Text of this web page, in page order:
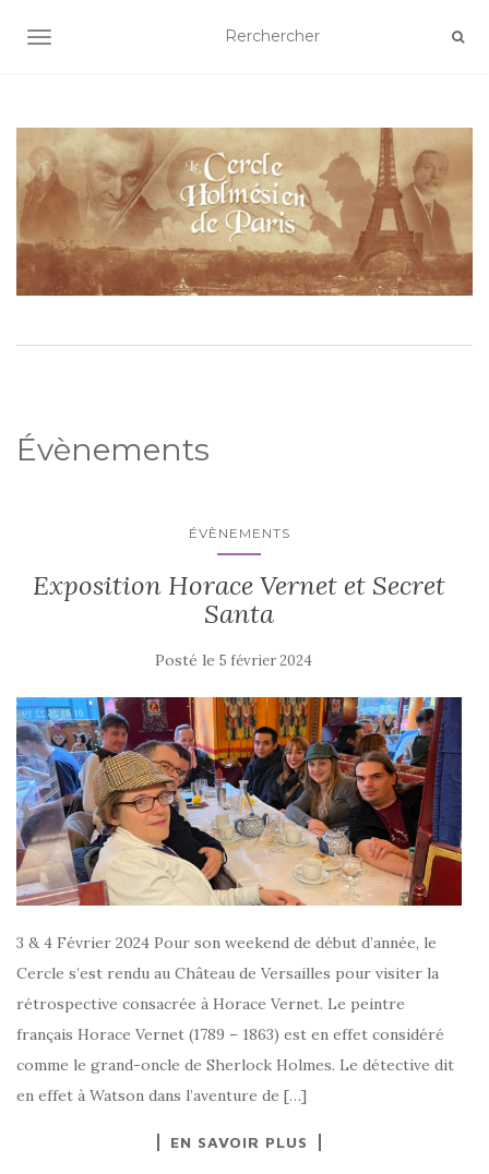
AFFICHER/MASQUER LA NAVIGATION
Évènements
ÉVÈNEMENTS
Exposition Horace Vernet et Secret
Santa
Posté le 5 février 2024
3 & 4 Février 2024 Pour son weekend de début d’année, le
Cercle s’est rendu au Château de Versailles pour visiter la
rétrospective consacrée à Horace Vernet. Le peintre
français Horace Vernet (1789 – 1863) est en effet considéré
comme le grand-oncle de Sherlock Holmes. Le détective dit
en effet à Watson dans l’aventure de […]
EN SAVOIR PLUS